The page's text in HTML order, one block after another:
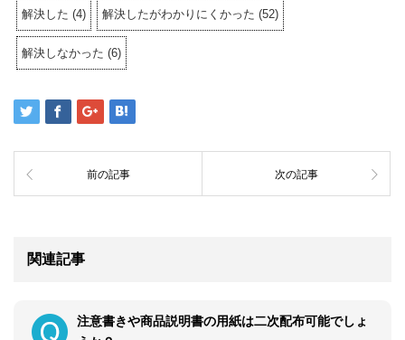
解決した (4) 解決したがわかりにくかった (52)
解決しなかった (6)
前の記事 次の記事
関連記事
注意書きや商品説明書の用紙は二次配布可能でしょ